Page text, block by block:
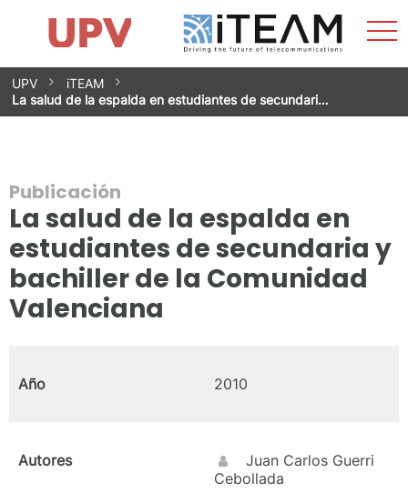
Saltar
contenido
Impacto
Grupos de investigación
Instalaciones
Spin-offs
Contacto
Prácticas
Noticias
Unidad de Igualdad
UPV
iTEAM
La salud de la espalda en estudiantes de secundari…
Publicación
La salud de la espalda en
estudiantes de secundaria y
bachiller de la Comunidad
Valenciana
Año 2010
Autores
Juan Carlos Guerri
Cebollada